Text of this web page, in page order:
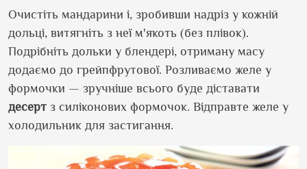
Очистіть мандарини і, зробивши надріз у кожній
дольці, витягніть з неї м'якоть (без плівок).
Подрібніть дольки у блендері, отриману масу
додаємо до грейпфрутової. Розливаємо желе у
формочки — зручніше всього буде діставати
десерт з силіконових формочок. Відправте желе у
холодильник для застигання.